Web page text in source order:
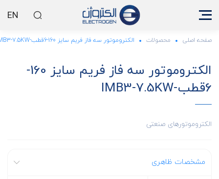
EN
صفحه اصلی محصولات الکتروموتور سه فاز فریم سایز 160-6قطب-IMB3-7.5KW
الکتروموتور سه فاز فریم سایز 160-
6قطب-IMB3-7.5KW
الکتروموتورهای صنعتی
مشخصات ظاهری